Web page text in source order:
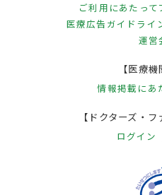
ご利用にあたって
医療広告ガイドライ
運営
【医療機
情報掲載にあ
【ドクターズ・
ログイン